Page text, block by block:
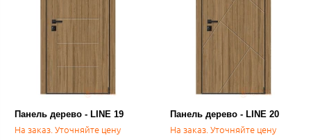
Панель дерево - LINE 19
На заказ. Уточняйте цену
Панель дерево - LINE 20
На заказ. Уточняйте цену